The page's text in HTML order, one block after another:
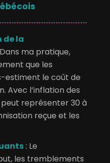
de la
ma pratique,
que les
estiment le coût de
Avec l’inflation des
représenter 30 à
reçue et les
: Le
les tremblements